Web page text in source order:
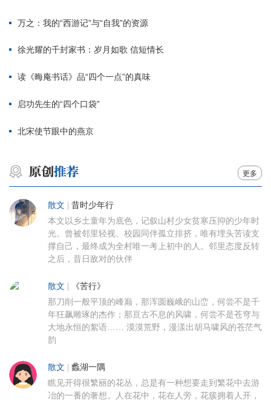
万之：我的“西游记”与“自我”的资源
徐光耀的千封家书：岁月如歌 信短情长
读《晦庵书话》品“四个一点”的真味
启功先生的“四个口袋”
北宋使节眼中的燕京
更多
散文 昔时少年行
本文以乡土童年为底色，记叙山村少女贫寒压抑的少年时
光。曾被邻里轻视、校园同伴孤立排挤，唯有埋头苦读支
撑自己，最终成为全村唯一考上初中的人。邻里态度反转
之后，昔日敌对的伙伴
散文 《苦行》
那刀削一般平顶的峰巅，那浑圆巍峨的山峦，何尝不是千
年狂飙雕琢的杰作；那亘古不息的风啸，何尝不是苍穹与
大地永恒的絮语…… 漠漠荒野，漫漾出胡马啸风的苍茫气
韵
散文 蠡湖一隅
瞧见开得很繁丽的花丛，总是有一种想要走到繁花中去游
冶的一番的奢想。人在花中，花在人旁，花簇拥着人开，